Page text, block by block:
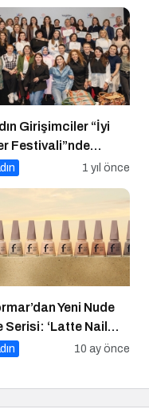
Girişimciler “İyi
Festivali”nde
1 yıl önce
Yeni Nude
Serisi: ‘Latte Nail
ile Zamansız
10 ay önce